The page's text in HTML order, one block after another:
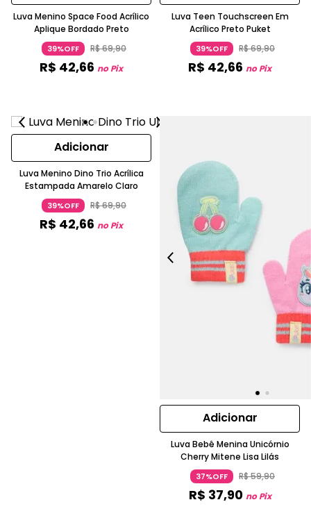
Luva Menino Space Food Acrílico
Aplique Bordado Preto
39%OFF R$69,90
R$ 42,66 no Pix
Luva Teen Touchscreen Em
Acrílico Preto Puket
39%OFF R$69,90
R$ 42,66 no Pix
Adicionar
Luva Menino Dino Trio Acrílica
Estampada Amarelo Claro
39%OFF R$69,90
R$ 42,66 no Pix
Adicionar
Luva Bebê Menina Unicórnio
Cherry Mitene Lisa Lilás
37%OFF R$59,90
R$ 37,90 no Pix